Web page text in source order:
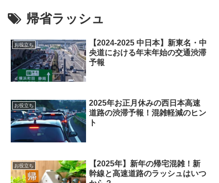
帰省ラッシュ
お役立ち
【2024-2025 中日本】新東名・中
央道における年末年始の交通渋滞
予報
お役立ち
2025年お正月休みの西日本高速
道路の渋滞予報！混雑軽減のヒン
ト
お役立ち
【2025年】新年の帰宅混雑！新
幹線と高速道路のラッシュはいつ